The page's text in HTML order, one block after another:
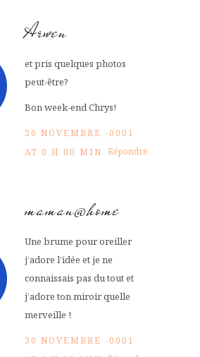
Arwen
et pris quelques photos
peut-être?
Bon week-end Chrys!
30 NOVEMBRE -0001
AT 0 H 00 MIN Répondre
maman@home
Une brume pour oreiller
j’adore l’idée et je ne
connaissais pas du tout et
j’adore ton miroir quelle
merveille !
30 NOVEMBRE -0001